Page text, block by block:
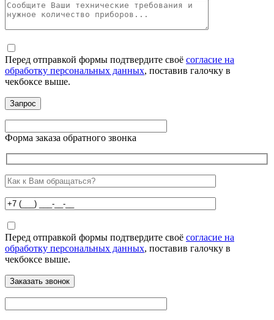
Перед отправкой формы подтвердите своё согласие на
обработку персональных данных, поставив галочку в
чекбоксе выше.
Форма заказа обратного звонка
Перед отправкой формы подтвердите своё согласие на
обработку персональных данных, поставив галочку в
чекбоксе выше.